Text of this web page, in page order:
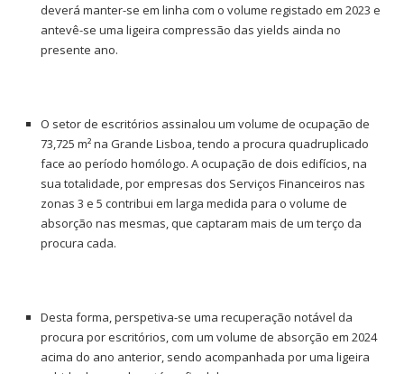
deverá manter-se em linha com o volume registado em 2023 e
antevê-se uma ligeira compressão das yields ainda no
presente ano.
O setor de escritórios assinalou um volume de ocupação de
73,725 m² na Grande Lisboa, tendo a procura quadruplicado
face ao período homólogo. A ocupação de dois edifícios, na
sua totalidade, por empresas dos Serviços Financeiros nas
zonas 3 e 5 contribui em larga medida para o volume de
absorção nas mesmas, que captaram mais de um terço da
procura cada.
Desta forma, perspetiva-se uma recuperação notável da
procura por escritórios, com um volume de absorção em 2024
acima do ano anterior, sendo acompanhada por uma ligeira